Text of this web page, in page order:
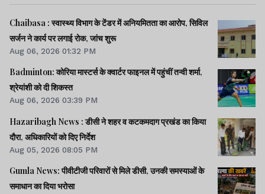
Chaibasa : स्वास्थ्य विभाग के टेंडर में अनियमितता का आरोप, सिविल
सर्जन ने कार्य पर लगाई रोक, जांच शुरू
Aug 06, 2026 01:32 PM
Badminton: कोरिया मास्टर्स के क्वार्टर फाइनल में पहुंचीं तन्वी शर्मा,
श्रेयांशी को दी शिकस्त
Aug 06, 2026 03:39 PM
Hazaribagh News : डीसी ने शहर व कटकमदाग प्रखंड का किया
दौरा, अधिकारियों को दिए निर्देश
Aug 05, 2026 08:05 PM
Gumla News: पीवीटीजी परिवारों से मिले डीसी, उनकी समस्याओं के
समाधान का दिया भरोसा